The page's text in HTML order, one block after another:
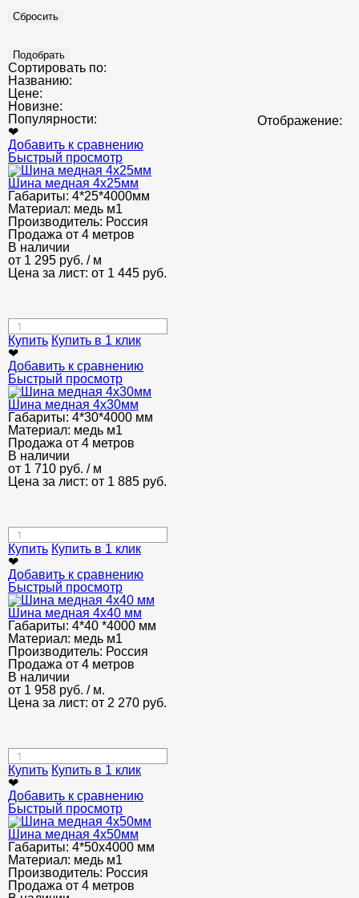
Сортировать по:
Названию:
Цене:
Новизне:
Популярности:
Отображение:
❤
Добавить к сравнению
Быстрый просмотр
Шина медная 4x25мм
Габариты: 4*25*4000мм
Материал: медь м1
Производитель: Россия
Продажа от 4 метров
В наличии
от 1 295 руб. / м
Цена за лист: от 1 445 руб.
Купить Купить в 1 клик
❤
Добавить к сравнению
Быстрый просмотр
Шина медная 4x30мм
Габариты: 4*30*4000 мм
Материал: медь м1
Продажа от 4 метров
В наличии
от 1 710 руб. / м
Цена за лист: от 1 885 руб.
Купить Купить в 1 клик
❤
Добавить к сравнению
Быстрый просмотр
Шина медная 4х40 мм
Габариты: 4*40 *4000 мм
Материал: медь м1
Производитель: Россия
Продажа от 4 метров
В наличии
от 1 958 руб. / м.
Цена за лист: от 2 270 руб.
Купить Купить в 1 клик
❤
Добавить к сравнению
Быстрый просмотр
Шина медная 4x50мм
Габариты: 4*50х4000 мм
Материал: медь м1
Производитель: Россия
Продажа от 4 метров